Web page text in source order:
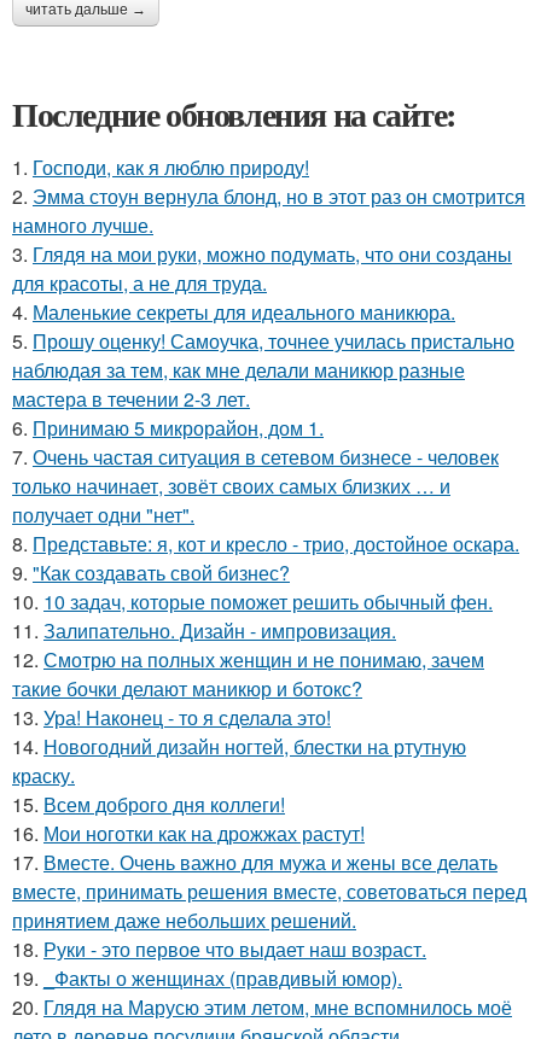
читать дальше →
Последние обновления на сайте:
1. Господи, как я люблю природу!
2. Эмма стоун вернула блонд, но в этот раз он смотрится
намного лучше.
3. Глядя на мои руки, можно подумать, что они созданы
для красоты, а не для труда.
4. Маленькие секреты для идеального маникюра.
5. Прошу оценку! Самоучка, точнее училась пристально
наблюдая за тем, как мне делали маникюр разные
мастера в течении 2-3 лет.
6. Принимаю 5 микрорайон, дом 1.
7. Очень частая ситуация в сетевом бизнесе - человек
только начинает, зовёт своих самых близких … и
получает одни "нет".
8. Представьте: я, кот и кресло - трио, достойное оскара.
9. "Как создавать свой бизнес?
10. 10 задач, которые поможет решить обычный фен.
11. Залипательно. Дизайн - импровизация.
12. Смотрю на полных женщин и не понимаю, зачем
такие бочки делают маникюр и ботокс?
13. Ура! Наконец - то я сделала это!
14. Новогодний дизайн ногтей, блестки на ртутную
краску.
15. Всем доброго дня коллеги!
16. Мои ноготки как на дрожжах растут!
17. Вместе. Очень важно для мужа и жены все делать
вместе, принимать решения вместе, советоваться перед
принятием даже небольших решений.
18. Руки - это первое что выдает наш возраст.
19.
_Факты о женщинах (правдивый юмор).
20. Глядя на Марусю этим летом, мне вспомнилось моё